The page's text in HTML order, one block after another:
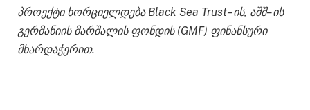
პროექტი ხორციელდებაBlack Sea Trust–ის, აშშ–ის
გერმანიის მარშალის ფონდის(GMF) ფინანსური
მხარდაჭერით.